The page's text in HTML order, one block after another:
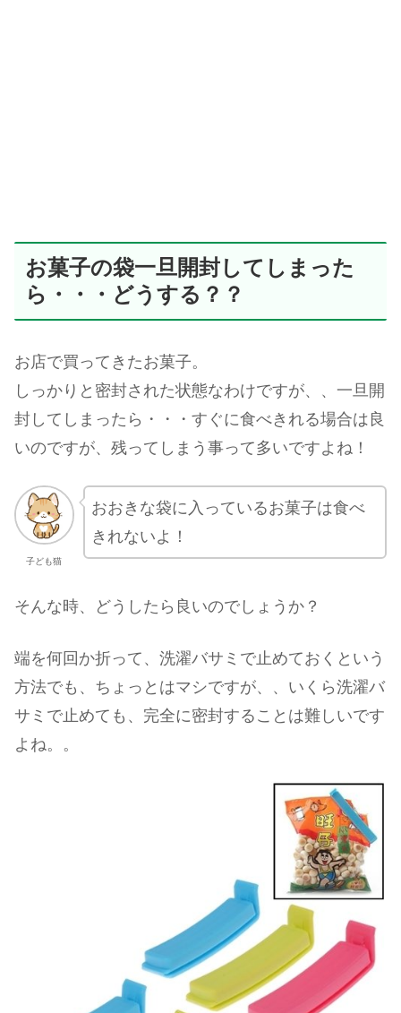
お菓子の袋一旦開封してしまった
ら・・・どうする？？
お店で買ってきたお菓子。
しっかりと密封された状態なわけですが、、一旦開
封してしまったら・・・すぐに食べきれる場合は良
いのですが、残ってしまう事って多いですよね！
子ども猫
おおきな袋に入っているお菓子は食べ
きれないよ！
そんな時、どうしたら良いのでしょうか？
端を何回か折って、洗濯バサミで止めておくという
方法でも、ちょっとはマシですが、、いくら洗濯バ
サミで止めても、完全に密封することは難しいです
よね。。